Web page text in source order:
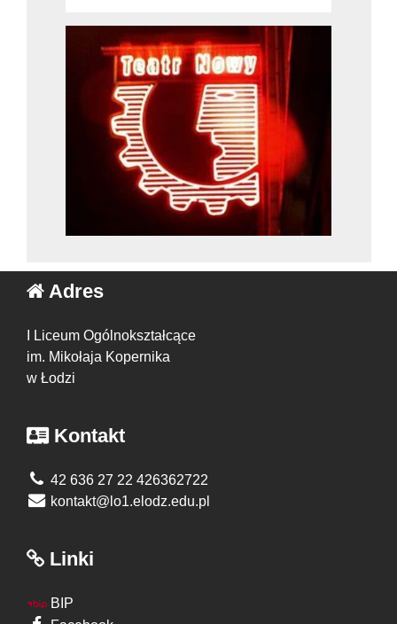
Adres
I Liceum Ogólnokształcące
im. Mikołaja Kopernika
w Łodzi
Kontakt
42 636 27 22 426362722
kontakt@lo1.elodz.edu.pl
Linki
BIP